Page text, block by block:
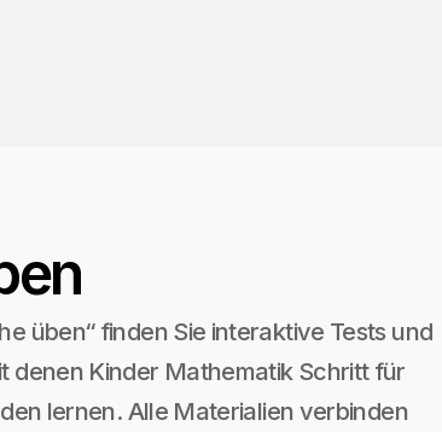
üben“ finden Sie interaktive Tests und
denen Kinder Mathematik Schritt für
lernen. Alle Materialien verbinden